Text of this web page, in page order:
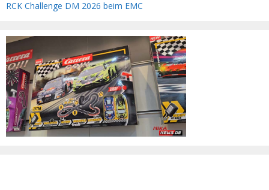
RCK Challenge DM 2026 beim EMC